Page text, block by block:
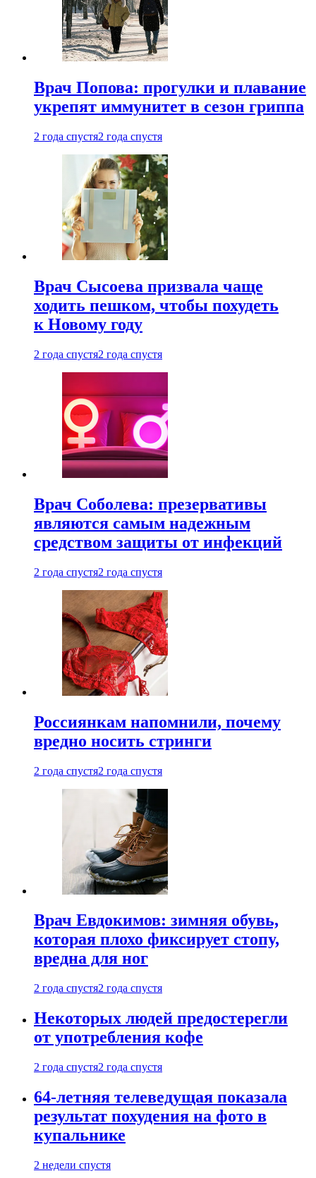
Врач Попова: прогулки и плавание
укрепят иммунитет в сезон гриппа
2 года спустя2 года спустя
Врач Сысоева призвала чаще
ходить пешком, чтобы похудеть
к Новому году
2 года спустя2 года спустя
Врач Соболева: презервативы
являются самым надежным
средством защиты от инфекций
2 года спустя2 года спустя
Россиянкам напомнили, почему
вредно носить стринги
2 года спустя2 года спустя
Врач Евдокимов: зимняя обувь,
которая плохо фиксирует стопу,
вредна для ног
2 года спустя2 года спустя
Некоторых людей предостерегли
от употребления кофе
2 года спустя2 года спустя
64-летняя телеведущая показала
результат похудения на фото в
купальнике
2 недели спустя